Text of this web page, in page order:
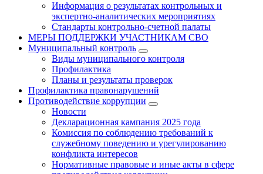
Информация о результатах контрольных и
экспертно-аналитических мероприятиях
Стандарты контрольно-счетной палаты
МЕРЫ ПОДДЕРЖКИ УЧАСТНИКАМ СВО
Муниципальный контроль
Виды муниципального контроля
Профилактика
Планы и результаты проверок
Профилактика правонарушений
Противодействие коррупции
Новости
Декларационная кампания 2025 года
Комиссия по соблюдению требований к
служебному поведению и урегулированию
конфликта интересов
Нормативные правовые и иные акты в сфере